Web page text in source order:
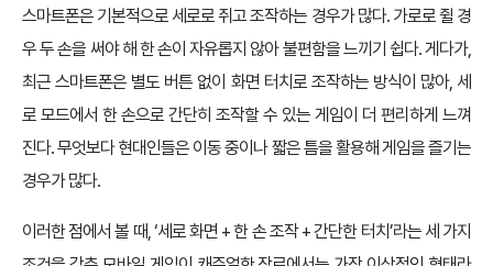
스마트폰은 기본적으로 세로로 쥐고 조작하는 경우가 많다. 가로로 쥘 경
우 두 손을 써야 해 한 손이 자유롭지 않아 불편함을 느끼기 쉽다. 게다가,
최근 스마트폰은 별도 버튼 없이 화면 터치로 조작하는 방식이 많아, 세
로 모드에서 한 손으로 간단히 조작할 수 있는 게임이 더 편리하게 느껴
진다. 무엇보다 현대인들은 이동 중이나 짧은 틈을 활용해 게임을 즐기는
경우가 많다.
이러한 점에서 볼 때, ‘세로 화면 + 한 손 조작 + 간단한 터치’라는 세 가지